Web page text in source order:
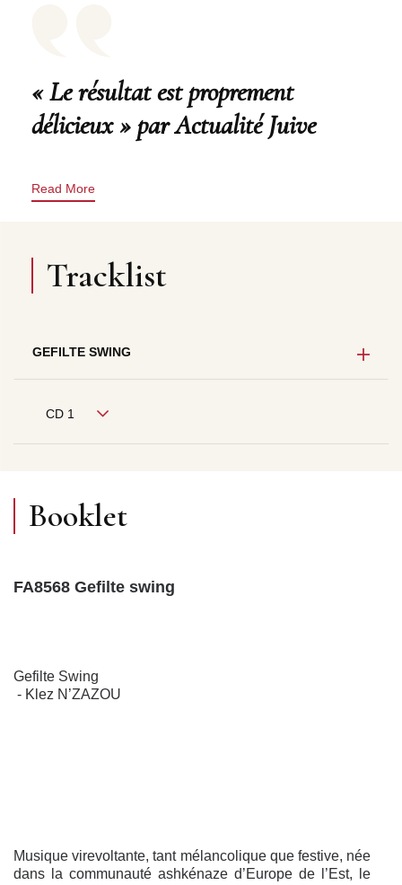
« Le résultat est proprement
délicieux » par Actualité Juive
Read More
Tracklist
GEFILTE SWING
CD 1
Booklet
FA8568 Gefilte swing
Gefilte Swing
- Klez N’ZAZOU
Musique virevoltante, tant mélancolique que festive, née
dans la communauté ashkénaze d’Europe de l’Est, le